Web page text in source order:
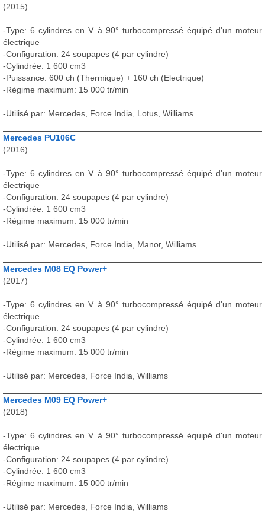
(2015)
-Type: 6 cylindres en V à 90° turbocompressé équipé d'un moteur
électrique
-Configuration: 24 soupapes (4 par cylindre)
-Cylindrée: 1 600 cm3
-Puissance: 600 ch (Thermique) + 160 ch (Electrique)
-Régime maximum: 15 000 tr/min
-Utilisé par: Mercedes, Force India, Lotus, Williams
Mercedes PU106C
(2016)
-Type: 6 cylindres en V à 90° turbocompressé équipé d'un moteur
électrique
-Configuration: 24 soupapes (4 par cylindre)
-Cylindrée: 1 600 cm3
-Régime maximum: 15 000 tr/min
-Utilisé par: Mercedes, Force India, Manor, Williams
Mercedes M08 EQ Power+
(2017)
-Type: 6 cylindres en V à 90° turbocompressé équipé d'un moteur
électrique
-Configuration: 24 soupapes (4 par cylindre)
-Cylindrée: 1 600 cm3
-Régime maximum: 15 000 tr/min
-Utilisé par: Mercedes, Force India, Williams
Mercedes M09 EQ Power+
(2018)
-Type: 6 cylindres en V à 90° turbocompressé équipé d'un moteur
électrique
-Configuration: 24 soupapes (4 par cylindre)
-Cylindrée: 1 600 cm3
-Régime maximum: 15 000 tr/min
-Utilisé par: Mercedes, Force India, Williams